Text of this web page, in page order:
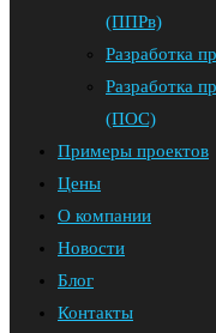
(ППРв)
Разработка
Разработка
(ПОС)
Примеры проектов
Цены
О компании
Новости
Блог
Контакты